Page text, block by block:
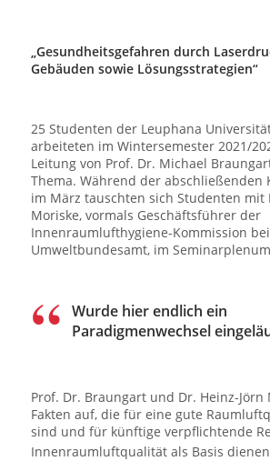
„Gesundheitsgefahren durch
Gebäuden sowie Lösungsstrategien“
25 Studenten der Leuphana
arbeiteten im Wintersemester 2021/
Leitung von Prof. Dr. Michael
Thema. Während der abschließenden
im März tauschten sich Studenten mit
Moriske, vormals Geschäftsführer der
Innenraumlufthygiene-Kommission
Umweltbundesamt, im
Wurde hier endlich ein
Paradigmenwechsel
Prof. Dr. Braungart und Dr. Heinz-Jörn
Fakten auf, die für eine gute
sind und für künftige verpflichtende
Innenraumluftqualität als Basis